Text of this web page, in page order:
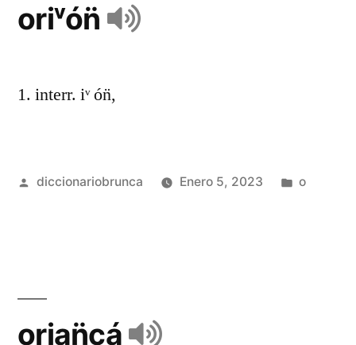
oriᵛón̈
1. interr. iᵛ ón̈,
diccionariobrunca Enero 5, 2023 o
orian̈cá